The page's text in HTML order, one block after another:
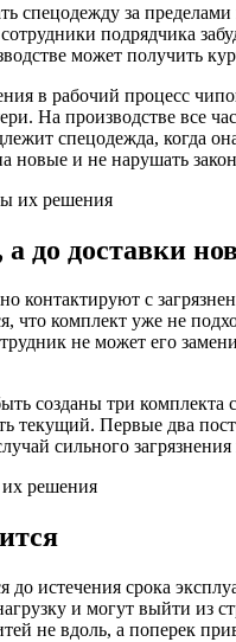
спецодежду за
подрядчика
может получить
в рабочий процесс
На производстве все
спецодежда, когда
новые и не нарушать
до доставки
контактируют с
что комплект уже не
не может его
созданы три
Первые два
сильного
истечения срока
и могут выйти из
не вдоль, а поперек